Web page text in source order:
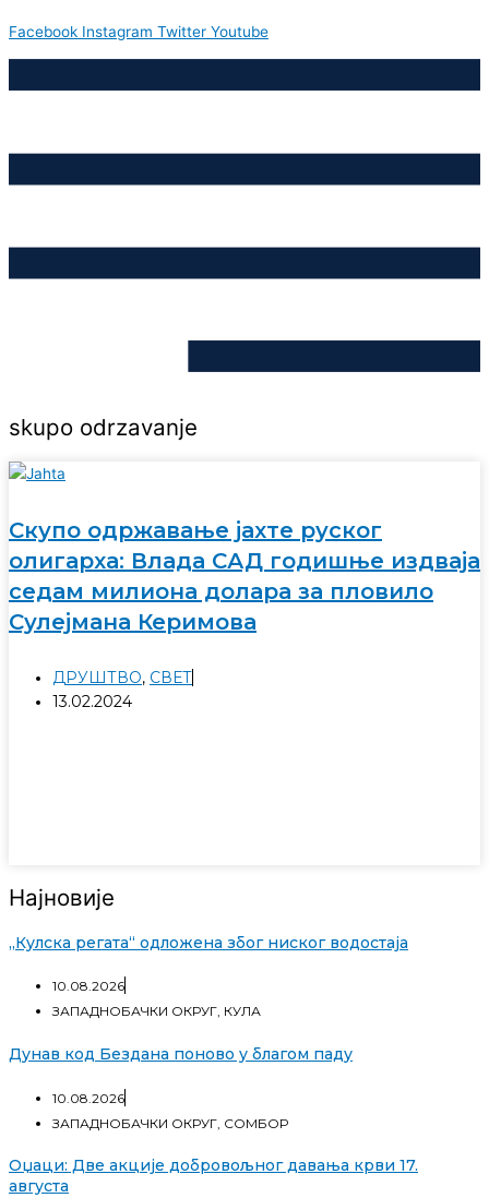
Facebook Instagram Twitter Youtube
skupo odrzavanje
Скупо одржавање јахте руског
олигарха: Влада САД годишње издваја
седам милиона долара за пловило
Сулејмана Керимова
ДРУШТВО, СВЕТ
13.02.2024
Најновије
„Кулска регата“ одложена због ниског водостаја
10.08.2026
ЗАПАДНОБАЧКИ ОКРУГ, КУЛА
Дунав код Бездана поново у благом паду
10.08.2026
ЗАПАДНОБАЧКИ ОКРУГ СОМБОР
Оџаци: Две акције добровољног давања крви 17.
августа